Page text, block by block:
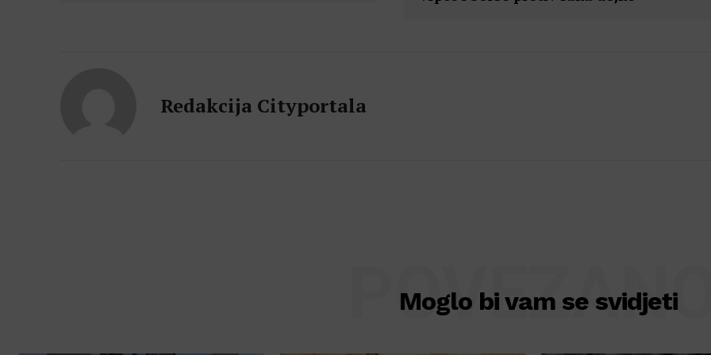
Redakcija Cityportala
Moglo bi vam se svidjeti